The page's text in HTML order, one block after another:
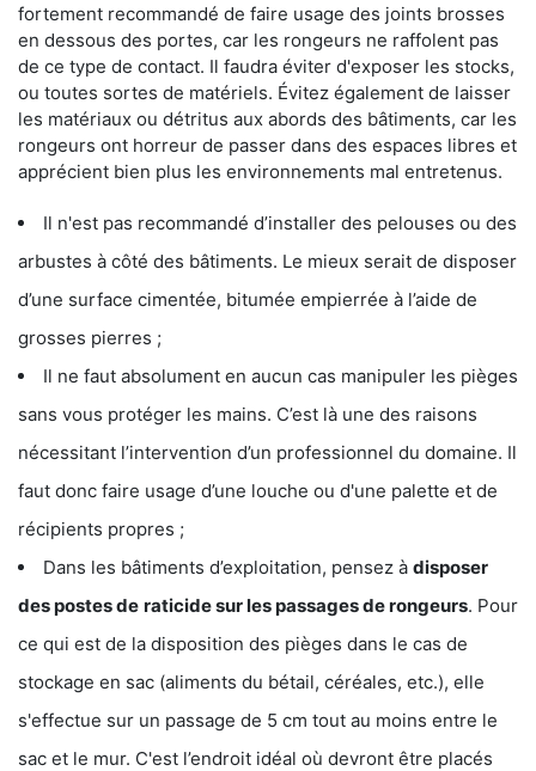
fortement recommandé de faire usage des joints brosses
en dessous des portes, car les rongeurs ne raffolent pas
de ce type de contact. Il faudra éviter d'exposer les stocks,
ou toutes sortes de matériels. Évitez également de laisser
les matériaux ou détritus aux abords des bâtiments, car les
rongeurs ont horreur de passer dans des espaces libres et
apprécient bien plus les environnements mal entretenus.
Il n'est pas recommandé d’installer des pelouses ou des
arbustes à côté des bâtiments. Le mieux serait de disposer
d’une surface cimentée, bitumée empierrée à l’aide de
grosses pierres ;
Il ne faut absolument en aucun cas manipuler les pièges
sans vous protéger les mains. C’est là une des raisons
nécessitant l’intervention d’un professionnel du domaine. Il
faut donc faire usage d’une louche ou d'une palette et de
récipients propres ;
Dans les bâtiments d’exploitation, pensez à disposer
des postes de raticide sur les passages de rongeurs. Pour
ce qui est de la disposition des pièges dans le cas de
stockage en sac (aliments du bétail, céréales, etc.), elle
s'effectue sur un passage de 5 cm tout au moins entre le
sac et le mur. C'est l’endroit idéal où devront être placés